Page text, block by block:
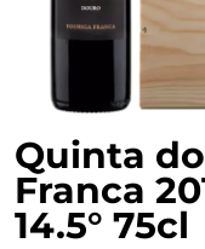
Quinta
Franca
14.5° 75cl